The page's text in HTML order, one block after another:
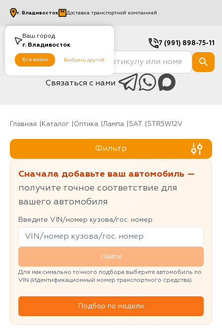
Ваш город
г. Владивосток
Все верно Выбрать другой
г. Владивосток Доставка транспортной компанией
7 (991) 898-75-11
Связаться с нами
Главная Каталог Оптика Лампа SAT STR5W12V
Фильтр
Сначала добавьте ваш автомобиль —
получите точное соответствие для
вашего автомобиля
Введите VIN/номер кузова/гос. номер
Найти
Для максимально точного подбора выберите автомобиль по
VIN (Идентификационный номер транспортного средства).
Подбор по модели